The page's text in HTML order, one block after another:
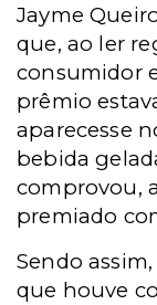
Jayme
que, ao ler
consumidor
prêmio
aparecesse
bebida
comprovou,
premiado
Sendo
que houve